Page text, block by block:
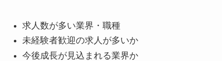
求人数が多い業界・職種
未経験者歓迎の求人が多いか
今後成長が見込まれる業界か